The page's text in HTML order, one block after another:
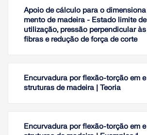
Apoio de cálculo para o dimensiona
mento de madeira - Estado limite de
utilização, pressão perpendicular às
fibras e redução de força de corte
Encurvadura por flexão-torção em e
struturas de madeira | Teoria
Encurvadura por flexão-torção em e